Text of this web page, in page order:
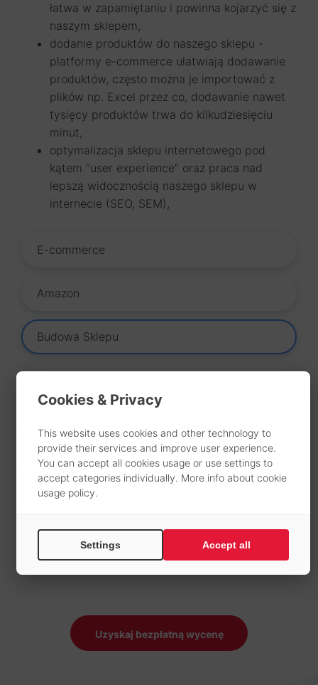
łatwa w zapamiętaniu i powinna kojarzyć się z
naszym sklepem,
dodanie produktów do naszego sklepu -
platformy e-commerce ułatwiają dodawanie
produktów, często można je importować z
plików np. Excel przez co, dodawanie nawet
tysięcy produktów trwa do kilkudziesięciu
minut,
optymalizacja sklepu internetowego pod
kątem “user experience” oraz praca nad
lepszą widocznością naszego sklepu w
internecie (SEO, SEM),
E-commerce
Amazon
Budowa Sklepu
Raportowanie
Sklepy Internetowe
Uzyskaj bezpłatną wycenę
Cookies & Privacy
This website uses cookies and other technology to
provide their services and improve user experience.
You can accept all cookies usage or use settings to
accept categories individually. More info about cookie
usage policy.
Settings Accept all